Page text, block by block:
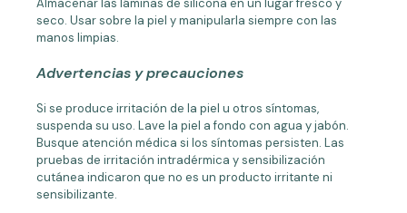
Almacenar las láminas de silicona en un lugar fresco y
seco. Usar sobre la piel y manipularla siempre con las
manos limpias.
Advertencias y precauciones
Si se produce irritación de la piel u otros síntomas,
suspenda su uso. Lave la piel a fondo con agua y jabón.
Busque atención médica si los síntomas persisten. Las
pruebas de irritación intradérmica y sensibilización
cutánea indicaron que no es un producto irritante ni
sensibilizante.